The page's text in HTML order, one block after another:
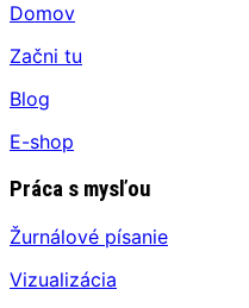
Domov
Začni tu
Blog
E-shop
Práca s mysľou
Žurnálové písanie
Vizualizácia